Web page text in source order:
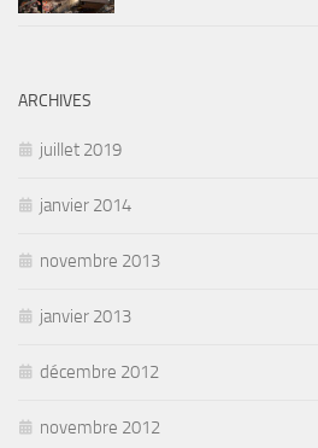
ARCHIVES
juillet 2019
janvier 2014
novembre 2013
janvier 2013
décembre 2012
novembre 2012